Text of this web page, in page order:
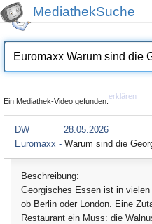
MediathekSuche
Ein Mediathek-Video gefunden.
erklären
DW
28.05.2026
Euromaxx - Warum sind die
Beschreibung:
Georgisches Essen ist in
ob Berlin oder London. Eine
Restaurant ein Muss: die